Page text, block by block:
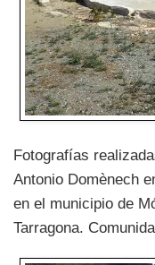
Fotografías
Antonio Domènech
en el municipio de
Tarragona.